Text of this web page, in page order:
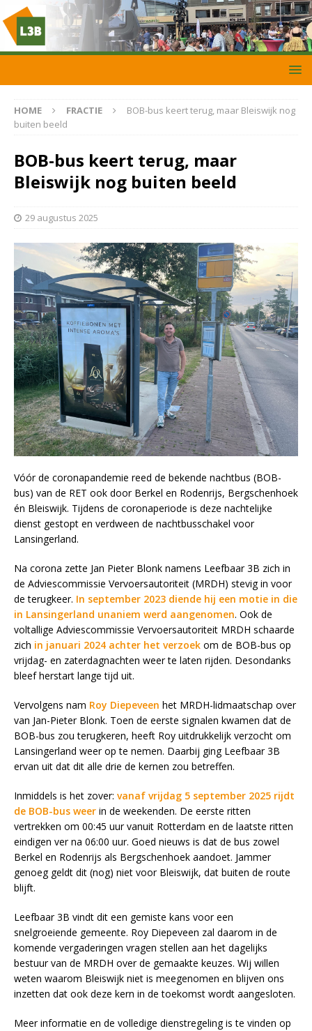
HOME FRACTIE
BOB-bus keert terug, maar Bleiswijk nog
buiten beeld
BOB-bus keert terug, maar
Bleiswijk nog buiten beeld
29 augustus 2025
Vóór de coronapandemie reed de bekende nachtbus (BOB-
bus) van de RET ook door Berkel en Rodenrijs, Bergschenhoek
én Bleiswijk. Tijdens de coronaperiode is deze nachtelijke
dienst gestopt en verdween de nachtbusschakel voor
Lansingerland.
Na corona zette Jan Pieter Blonk namens Leefbaar 3B zich in
de Adviescommissie Vervoersautoriteit (MRDH) stevig in voor
de terugkeer. In september 2023 diende hij een motie in die
in Lansingerland unaniem werd aangenomen. Ook de
voltallige Adviescommissie Vervoersautoriteit MRDH schaarde
zich in januari 2024 achter het verzoek om de BOB-bus op
vrijdag- en zaterdagnachten weer te laten rijden. Desondanks
bleef herstart lange tijd uit.
Vervolgens nam Roy Diepeveen het MRDH-lidmaatschap over
van Jan-Pieter Blonk. Toen de eerste signalen kwamen dat de
BOB-bus zou terugkeren, heeft Roy uitdrukkelijk verzocht om
Lansingerland weer op te nemen. Daarbij ging Leefbaar 3B
ervan uit dat dit alle drie de kernen zou betreffen.
Inmiddels is het zover: vanaf vrijdag 5 september 2025 rijdt
de BOB-bus weer in de weekenden. De eerste ritten
vertrekken om 00:45 uur vanuit Rotterdam en de laatste ritten
eindigen ver na 06:00 uur. Goed nieuws is dat de bus zowel
Berkel en Rodenrijs als Bergschenhoek aandoet. Jammer
genoeg geldt dit (nog) niet voor Bleiswijk, dat buiten de route
blijft.
Leefbaar 3B vindt dit een gemiste kans voor een
snelgroeiende gemeente. Roy Diepeveen zal daarom in de
komende vergaderingen vragen stellen aan het dagelijks
bestuur van de MRDH over de gemaakte keuzes. Wij willen
weten waarom Bleiswijk niet is meegenomen en blijven ons
inzetten dat ook deze kern in de toekomst wordt aangesloten.
Meer informatie en de volledige dienstregeling is te vinden op